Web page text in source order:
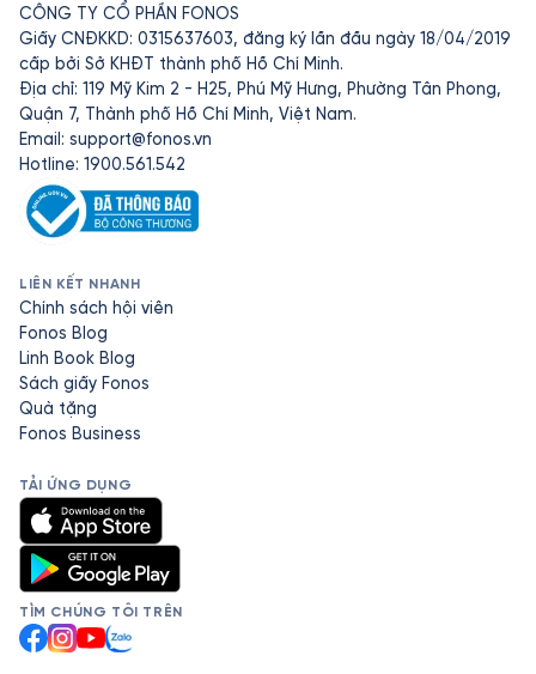
CÔNG TY CỔ PHẦN FONOS
Giấy CNĐKKD: 0315637603, đăng ký lần đầu ngày 18/04/2019
cấp bởi Sở KHĐT thành phố Hồ Chí Minh.
Địa chỉ: 119 Mỹ Kim 2 - H25, Phú Mỹ Hưng, Phường Tân Phong,
Quận 7, Thành phố Hồ Chí Minh, Việt Nam.
Email: support@fonos.vn
Hotline: 1900.561.542
LIÊN KẾT NHANH
Chính sách hội viên
Fonos Blog
Linh Book Blog
Sách giấy Fonos
Quà tặng
Fonos Business
TẢI ỨNG DỤNG
TÌM CHÚNG TÔI TRÊN
Facebook
Instagram
YouTube
Zalo